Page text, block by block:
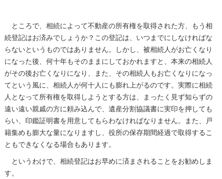
ところで、相続によって不動産の所有権を取得された方、もう相
続登記はお済みでしょうか？この登記は、いつまでにしなければな
らないというものではありません。しかし、被相続人がお亡くなり
になった後、何十年もそのままにしておかれますと、本来の相続人
がその後お亡くなりになり、また、その相続人もお亡くなりになっ
てという風に、相続人が何十人にも膨れ上がるのです。実際に相続
人となって所有権を取得しようとする方は、まったく見ず知らずの
遠い遠い親戚の方に頼み込んで、遺産分割協議書に実印を押しても
らい、印鑑証明書を用意してもらわなければなりません。また、戸
籍集めも膨大な量になりますし、役所の保存期間経過で取得するこ
ともできなくなる場合もあります。
というわけで、相続登記はお早めに済まされることをお勧めしま
す。